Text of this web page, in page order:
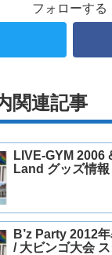
フォローする
関連記事
LIVE-GYM 2006
Land グッズ情報
B’z Party 2012
/ 大ビンゴ大会 ス